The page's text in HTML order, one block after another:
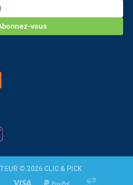
© 2026 CLIC & PICK